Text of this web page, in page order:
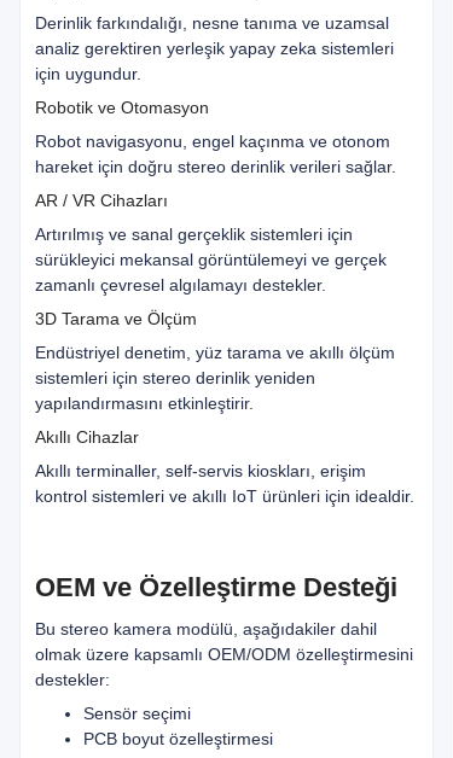
Derinlik farkındalığı, nesne tanıma ve uzamsal
analiz gerektiren yerleşik yapay zeka sistemleri
için uygundur.
Robotik ve Otomasyon
Robot navigasyonu, engel kaçınma ve otonom
hareket için doğru stereo derinlik verileri sağlar.
AR / VR Cihazları
Artırılmış ve sanal gerçeklik sistemleri için
sürükleyici mekansal görüntülemeyi ve gerçek
zamanlı çevresel algılamayı destekler.
3D Tarama ve Ölçüm
Endüstriyel denetim, yüz tarama ve akıllı ölçüm
sistemleri için stereo derinlik yeniden
yapılandırmasını etkinleştirir.
Akıllı Cihazlar
Akıllı terminaller, self-servis kioskları, erişim
kontrol sistemleri ve akıllı IoT ürünleri için idealdir.
OEM ve Özelleştirme Desteği
Bu stereo kamera modülü, aşağıdakiler dahil
olmak üzere kapsamlı OEM/ODM özelleştirmesini
destekler:
Sensör seçimi
PCB boyut özelleştirmesi